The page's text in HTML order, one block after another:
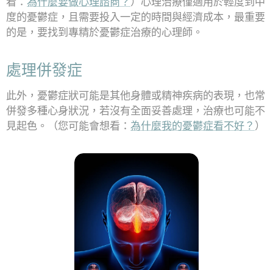
度的憂鬱症，且需要投入一定的時間與經濟成本，最重要
的是，要找到專精於憂鬱症治療的心理師。
處理併發症
此外，憂鬱症狀可能是其他身體或精神疾病的表現，也常
併發多種心身狀況，若沒有全面妥善處理，治療也可能不
見起色。（您可能會想看： 為什麼我的憂鬱症看不好？ ）